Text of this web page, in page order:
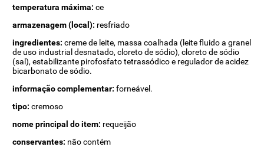
temperatura máxima: ce
armazenagem (local): resfriado
ingredientes: creme de leite, massa coalhada (leite fluido a granel
de uso industrial desnatado, cloreto de sódio), cloreto de sódio
(sal), estabilizante pirofosfato tetrassódico e regulador de acidez
bicarbonato de sódio.
informação complementar: forneável.
tipo: cremoso
nome principal do item: requeijão
conservantes: não contém